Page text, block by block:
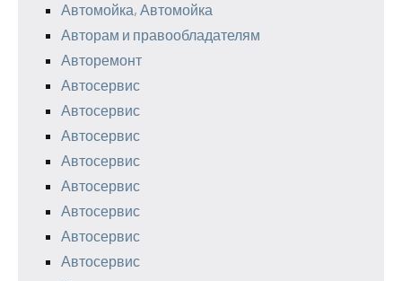
Автомойка, Автомойка
Авторам и правообладателям
Авторемонт
Автосервис
Автосервис
Автосервис
Автосервис
Автосервис
Автосервис
Автосервис
Автосервис